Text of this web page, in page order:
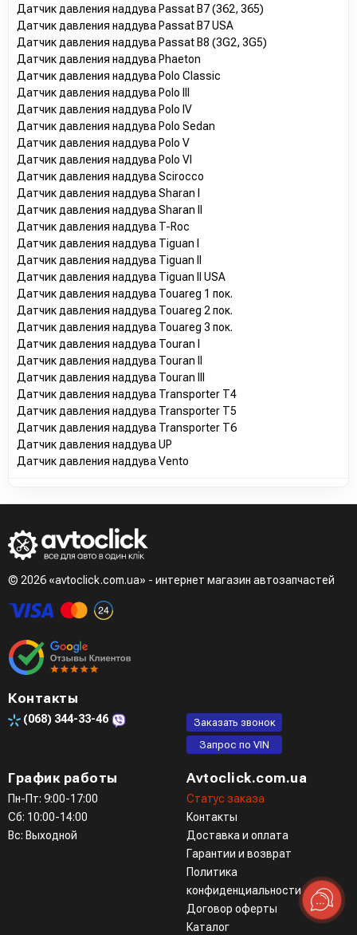
Датчик давления наддува Passat B7 (362, 365)
Датчик давления наддува Passat B7 USA
Датчик давления наддува Passat B8 (3G2, 3G5)
Датчик давления наддува Phaeton
Датчик давления наддува Polo Classic
Датчик давления наддува Polo III
Датчик давления наддува Polo IV
Датчик давления наддува Polo Sedan
Датчик давления наддува Polo V
Датчик давления наддува Polo VI
Датчик давления наддува Scirocco
Датчик давления наддува Sharan I
Датчик давления наддува Sharan II
Датчик давления наддува T-Roc
Датчик давления наддува Tiguan I
Датчик давления наддува Tiguan II
Датчик давления наддува Tiguan II USA
Датчик давления наддува Touareg 1 пок.
Датчик давления наддува Touareg 2 пок.
Датчик давления наддува Touareg 3 пок.
Датчик давления наддува Touran I
Датчик давления наддува Touran II
Датчик давления наддува Touran III
Датчик давления наддува Transporter T4
Датчик давления наддува Transporter T5
Датчик давления наддува Transporter T6
Датчик давления наддува UP
Датчик давления наддува Vento
© 2026 «avtoclick.com.ua» - интернет магазин автозапчастей
Контакты
(068) 344-33-46
Заказать звонок
Запрос по VIN
График работы
Пн-Пт: 9:00-17:00
Сб: 10:00-14:00
Вс: Выходной
Avtoclick.com.ua
Статус заказа
Контакты
Доставка и оплата
Гарантии и возврат
Политика
конфиденциальности
Договор оферты
Каталог